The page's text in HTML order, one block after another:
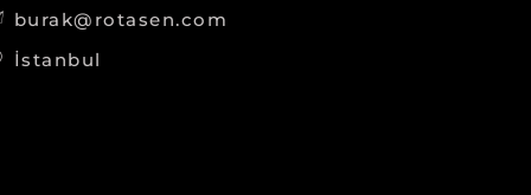
burak@rotasen.com
İstanbul